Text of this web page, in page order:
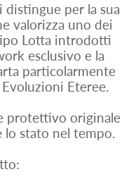
per la sua
valorizza uno dei
Lotta introdotti
esclusivo e la
particolarmente
Eteree.
protettivo originale
lo stato nel tempo.